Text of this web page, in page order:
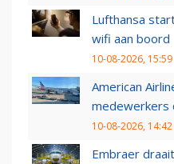
Lufthansa
wifi aan boord
10-08-2026, 15:59
American
medewerkers
10-08-2026, 14:42
Embraer